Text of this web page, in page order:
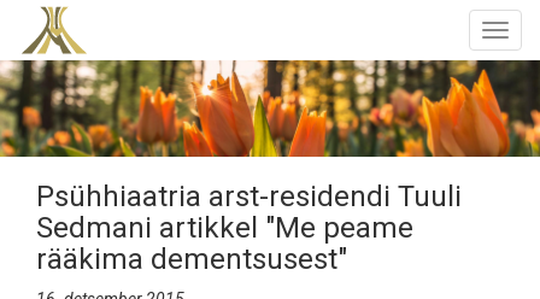
Psühhiaatria arst-residendi Tuuli
Sedmani artikkel "Me peame
rääkima dementsusest"